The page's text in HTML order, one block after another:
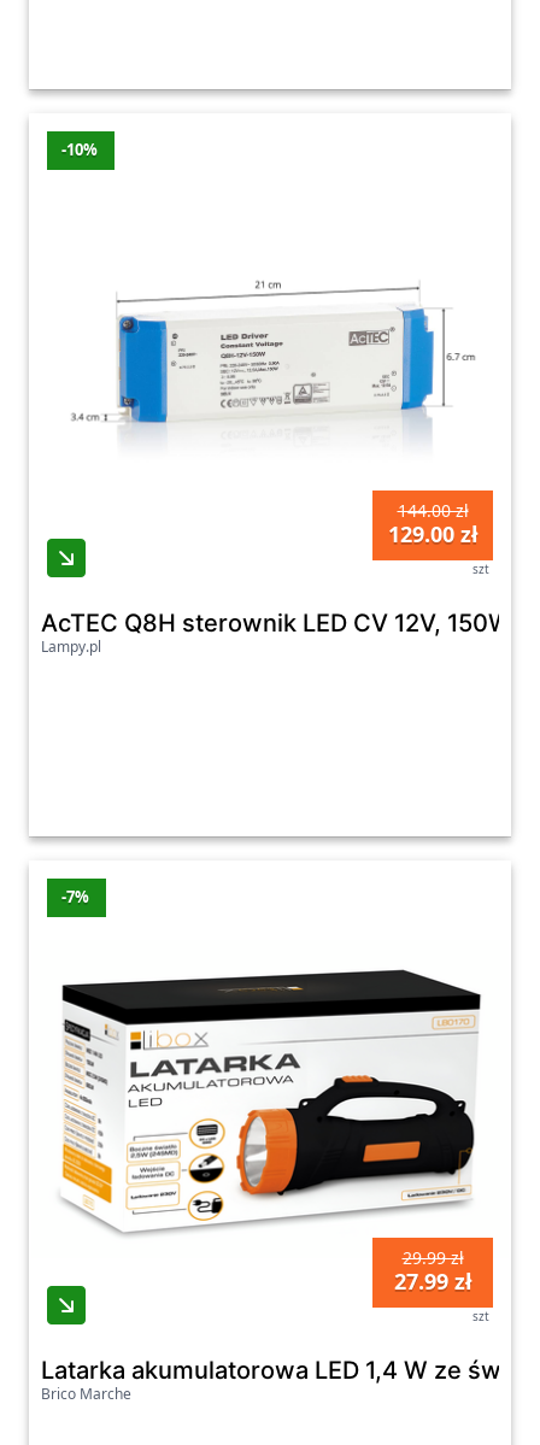
-10%
144.00 zł
129.00 zł
szt
AcTEC Q8H sterownik LED CV 12V, 150W
Lampy.pl
-7%
29.99 zł
27.99 zł
szt
Latarka akumulatorowa LED 1,4 W ze
Brico Marche